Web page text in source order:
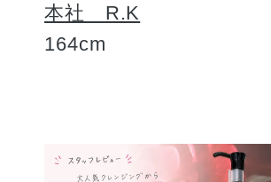
本社 R.K
164cm